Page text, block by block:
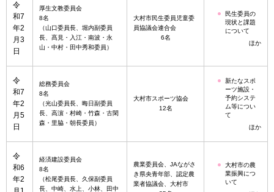
令
和7
年2
月3
日
厚生文教委員会
8名
（山口委員長、堀内副委員
長、髙見・入江・南波・永
山・中村・田中秀和委員）
大村市民生委員児童委
員協議会連合会
6名
民生委員の
現状と課題
について
ほか
令
和7
年2
月5
日
総務委員会
8名
（光山委員長、晦日副委員
長、高濵・村崎・竹森・古閑
森・里脇・朝長委員）
大村市スポーツ協会
12名
新たなスポ
ーツ施設・
予約システ
ム等につい
て
ほか
令
和6
年2
経済建設委員会
8名
（松尾委員長、久保副委員
長、中崎、水上、小林、田中
農業委員会、JAながさ
き県央青年部、認定農
業者協議会、大村市
大村市の農
業振興につ
いて